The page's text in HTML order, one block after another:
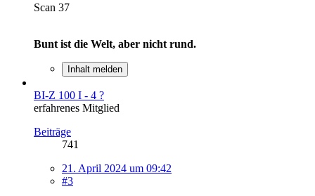
Scan 37
Bunt ist die Welt, aber nicht rund.
Inhalt melden
BI-Z 100 I - 4 ?
erfahrenes Mitglied
Beiträge
741
21. April 2024 um 09:42
#3